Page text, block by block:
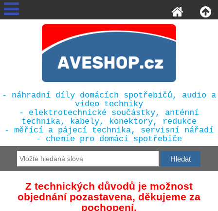
- náhradní díly domácích spotřebičů, audio a
video techniky
- elektrotechnické součástky, anténní
technika, kabely, konektory, redukce
- měřící a pájecí technika, servisní nářadí
- chemie pro domácí spotřebiče
Z technických důvodů je možnost
objednání pozastavena, děkujeme za
pochopení.